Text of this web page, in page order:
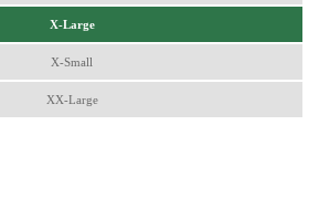
X-Large
X-Small
XX-Large